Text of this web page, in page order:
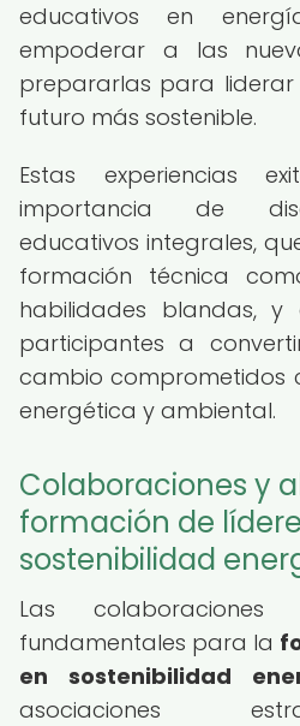
educativos en
empoderar a las
prepararlas para
futuro más sostenible.
Estas experiencias
importancia de
educativos integrales,
formación técnica
habilidades blandas,
participantes a
cambio comprometidos
energética y ambiental.
Colaboraciones y
formación de
sostenibilidad
Las
fundamentales para la
en sostenibilidad
asociaciones